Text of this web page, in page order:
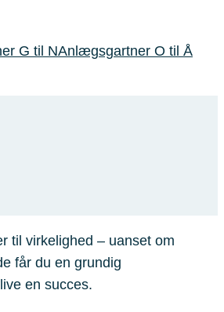
G til NAnlægsgartner O til Å
til virkelighed – uanset om
får du en grundig
en succes.